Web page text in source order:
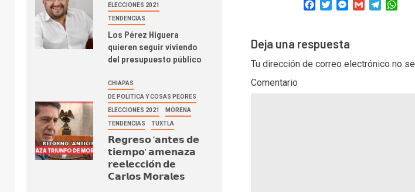
Facebook
TwitterMessenger
Gmail Telegram
Deja una respuesta
Tu dirección de correo electrónico no
Comentario
ELECCIONES 2021
TENDENCIAS
Los Pérez Higuera
quieren seguir viviendo
del presupuesto público
CHIAPAS
DE POLITICA Y COSAS PEORES
ELECCIONES 2021 MORENA
TENDENCIAS TUXTLA
𝗥𝗲𝗴𝗿𝗲𝘀𝗼 ‘𝗮𝗻𝘁𝗲𝘀 𝗱𝗲
𝘁𝗶𝗲𝗺𝗽𝗼’ 𝗮𝗺𝗲𝗻𝗮𝘇𝗮
𝗿𝗲𝗲𝗹𝗲𝗰𝗰𝗶𝗼́𝗻 𝗱𝗲
𝗖𝗮𝗿𝗹𝗼𝘀 𝗠𝗼𝗿𝗮𝗹𝗲𝘀